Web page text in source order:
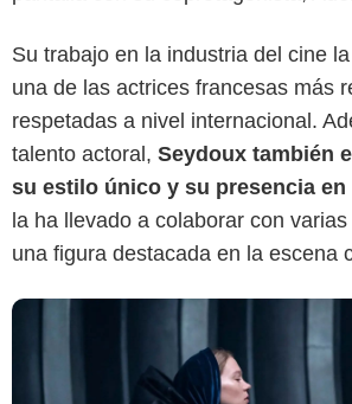
Su trabajo en la industria del cine
una de las actrices francesas más
respetadas a nivel internacional.
talento actoral, Seydoux también
su estilo único y su presencia en
la ha llevado a colaborar con
una figura destacada en la escena